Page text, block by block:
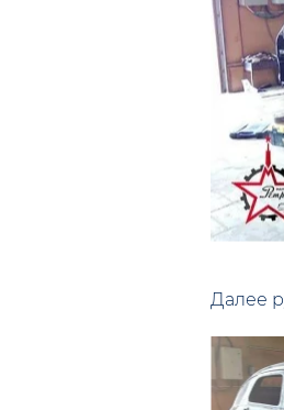
Далее